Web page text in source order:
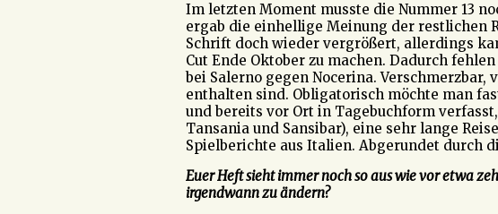
Im letzten Moment musste die Nummer 13
ergab die einhellige Meinung der restlichen
Schrift doch wieder vergrößert, allerdings
Cut Ende Oktober zu machen. Dadurch
bei Salerno gegen Nocerina.
enthalten sind. Obligatorisch möchte man
und bereits vor Ort in Tagebuchform
Tansania und Sansibar), eine sehr lange
Spielberichte aus Italien. Abgerundet durch
Euer Heft sieht immer noch so aus wie vor etwa
irgendwann zu ändern?